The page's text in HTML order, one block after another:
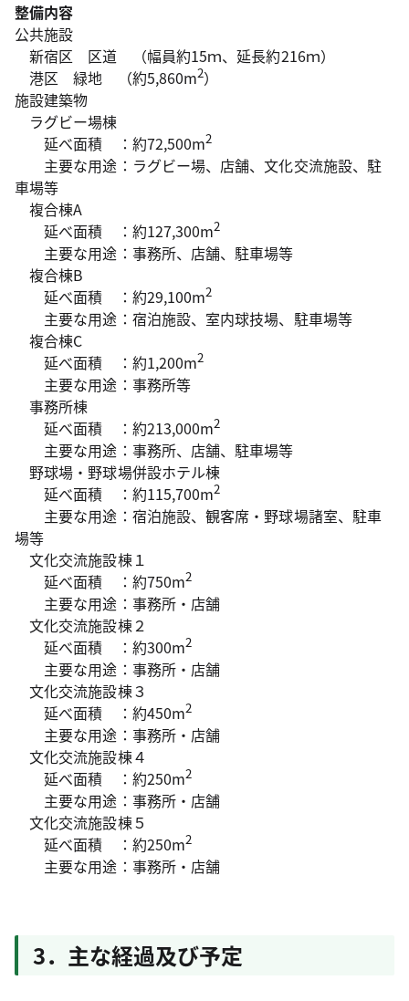
整備内容
公共施設
新宿区 区道 （幅員約15ｍ、延長約216ｍ）
港区 緑地 （約5,860m2）
施設建築物
ラグビー場棟
延べ面積 ：約72,500m2
主要な用途：ラグビー場、店舗、文化交流施設、駐
車場等
複合棟A
延べ面積 ：約127,300m2
主要な用途：事務所、店舗、駐車場等
複合棟B
延べ面積 ：約29,100m2
主要な用途：宿泊施設、室内球技場、駐車場等
複合棟C
延べ面積 ：約1,200m2
主要な用途：事務所等
事務所棟
延べ面積 ：約213,000m2
主要な用途：事務所、店舗、駐車場等
野球場・野球場併設ホテル棟
延べ面積 ：約115,700m2
主要な用途：宿泊施設、観客席・野球場諸室、駐車
場等
文化交流施設棟１
延べ面積 ：約750m2
主要な用途：事務所・店舗
文化交流施設棟２
延べ面積 ：約300m2
主要な用途：事務所・店舗
文化交流施設棟３
延べ面積 ：約450m2
主要な用途：事務所・店舗
文化交流施設棟４
延べ面積 ：約250m2
主要な用途：事務所・店舗
文化交流施設棟５
延べ面積 ：約250m2
主要な用途：事務所・店舗
3．主な経過及び予定